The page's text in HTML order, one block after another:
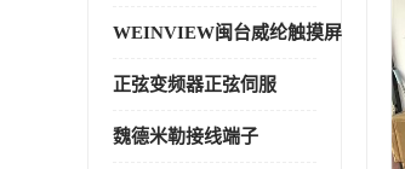
WEINVIEW闽台威纶触摸屏
正弦变频器正弦伺服
魏德米勒接线端子